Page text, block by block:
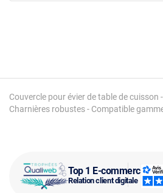
Top 1 E-commerce
Relation client digitale
Couvercle pour évier de table de cuisson
Charnières robustes - Compatible